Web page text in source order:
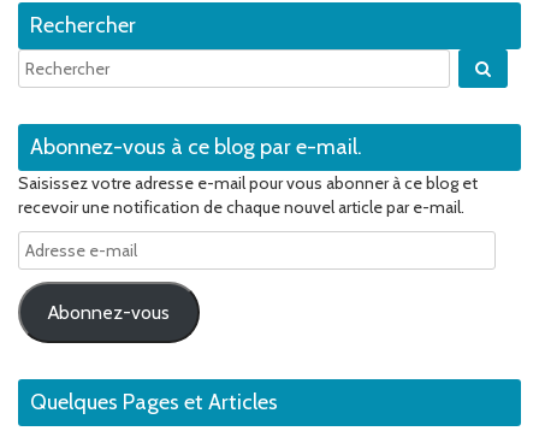
Rechercher
Abonnez-vous à ce blog par e-mail.
Saisissez votre adresse e-mail pour vous abonner à ce blog et
recevoir une notification de chaque nouvel article par e-mail.
Adresse
e-
mail
Abonnez-vous
Quelques Pages et Articles